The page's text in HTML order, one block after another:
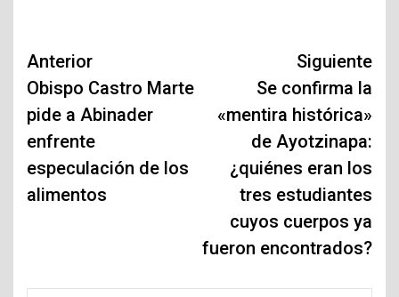
Navegación
de
entradas
Anterior
Obispo Castro Marte
pide a Abinader
enfrente
especulación de los
alimentos
Siguiente
Se confirma la
«mentira histórica»
de Ayotzinapa:
¿quiénes eran los
tres estudiantes
cuyos cuerpos ya
fueron encontrados?